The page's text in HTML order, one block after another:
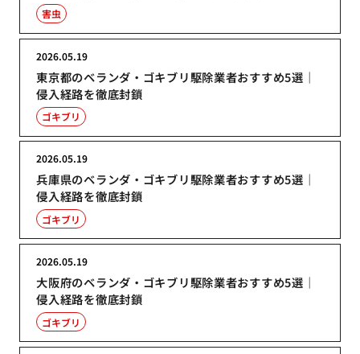
害虫
東京都のベランダ・ゴキブリ駆除業者おすすめ5選｜
侵入経路を徹底封鎖
2026.05.19
ゴキブリ
兵庫県のベランダ・ゴキブリ駆除業者おすすめ5選｜
侵入経路を徹底封鎖
2026.05.19
ゴキブリ
大阪府のベランダ・ゴキブリ駆除業者おすすめ5選｜
侵入経路を徹底封鎖
2026.05.19
ゴキブリ